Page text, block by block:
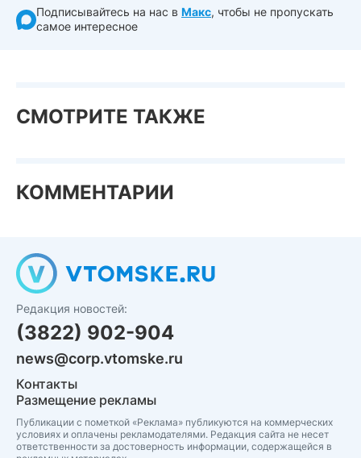
Подписывайтесь на нас в Макс, чтобы не пропускать
самое интересное
СМОТРИТЕ ТАКЖЕ
КОММЕНТАРИИ
Редакция новостей:
(3822) 902-904
news@corp.vtomske.ru
Контакты
Размещение рекламы
Публикации с пометкой «Реклама» публикуются на коммерческих
условиях и оплачены рекламодателями. Редакция сайта не несет
ответственности за достоверность информации, содержащейся в